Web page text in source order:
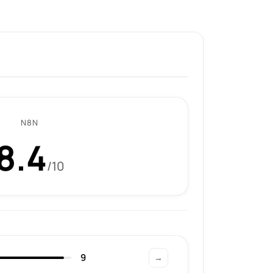
N8N
/10
9 →